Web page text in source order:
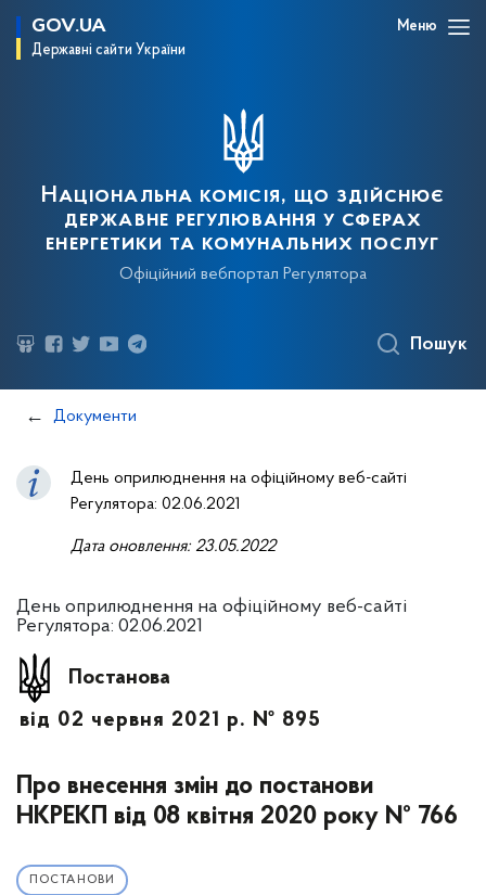
GOV.UA
Державні сайти України
Меню
Національна комісія, що здійснює
державне регулювання у сферах
енергетики та комунальних послуг
Офіційний вебпортал Регулятора
Пошук
Документи
День оприлюднення на офіційному веб-сайті
Регулятора: 02.06.2021
Дата оновлення: 23.05.2022
День оприлюднення на офіційному веб-сайті
Регулятора: 02.06.2021
Постанова
від 02 червня 2021 р. № 895
Про внесення змін до постанови
НКРЕКП від 08 квітня 2020 року № 766
ПОСТАНОВИ